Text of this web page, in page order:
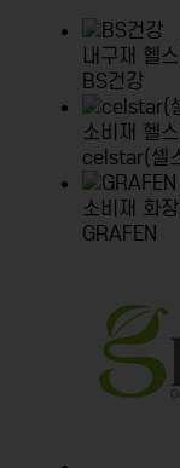
내구재 헬
BS건강
소비재 헬
celstar(셀
소비재 화
GRAFEN